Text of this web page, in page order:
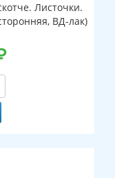
Листочки.
ВД-лак)